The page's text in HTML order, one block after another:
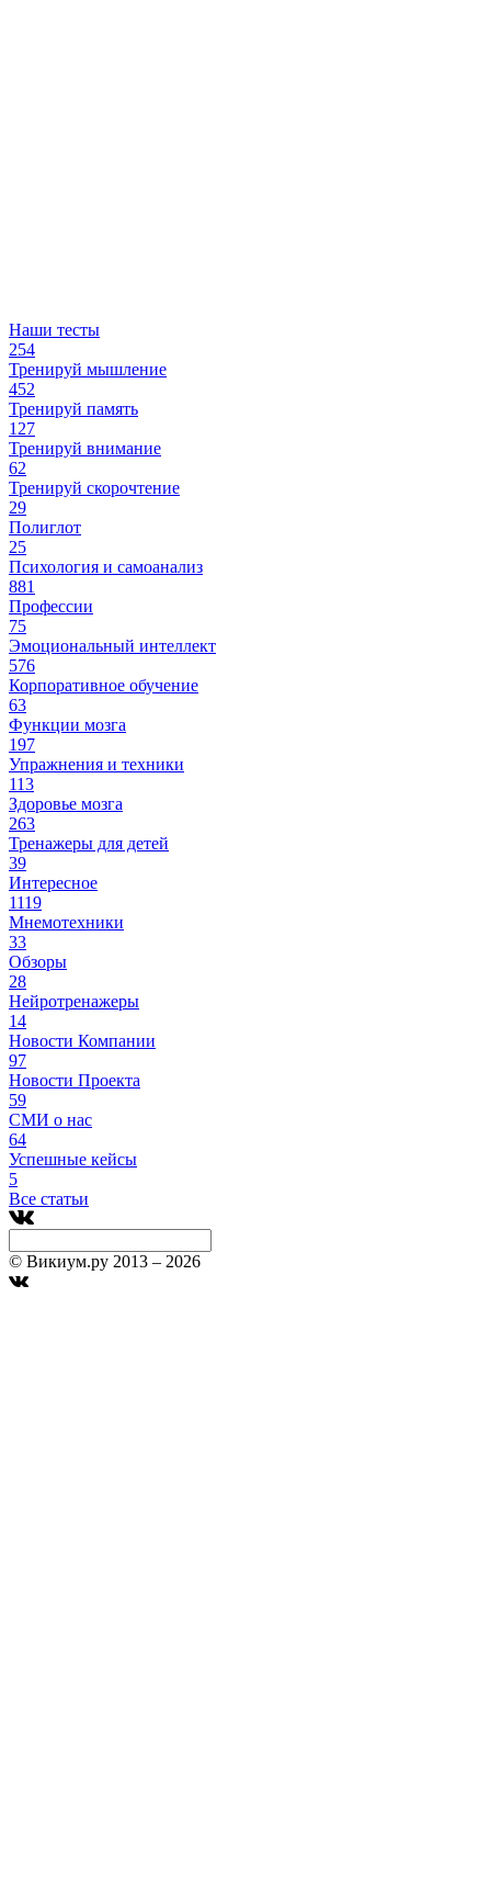
Наши тесты
254
Тренируй мышление
452
Тренируй память
127
Тренируй внимание
62
Тренируй скорочтение
29
Полиглот
25
Психология и самоанализ
881
Профессии
75
Эмоциональный интеллект
576
Корпоративное обучение
63
Функции мозга
197
Упражнения и техники
113
Здоровье мозга
263
Тренажеры для детей
39
Интересное
1119
Мнемотехники
33
Обзоры
28
Нейротренажеры
14
Новости Компании
97
Новости Проекта
59
СМИ о нас
64
Успешные кейсы
5
Все статьи
© Викиум.ру 2013 – 2026